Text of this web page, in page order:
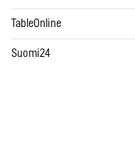
TableOnline
Suomi24